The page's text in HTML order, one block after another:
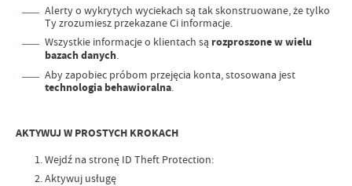
Alerty o wykrytych wyciekach są tak skonstruowane, że tylko
Ty zrozumiesz przekazane Ci informacje.
Wszystkie informacje o klientach są rozproszone w wielu
bazach danych.
Aby zapobiec próbom przejęcia konta, stosowana jest
technologia behawioralna.
AKTYWUJ W PROSTYCH KROKACH
Wejdź na stronę ID Theft Protection:
Aktywuj usługę